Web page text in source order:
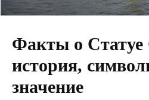
Факты о Статуе
история,
значение